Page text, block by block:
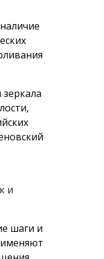
и
шаги и